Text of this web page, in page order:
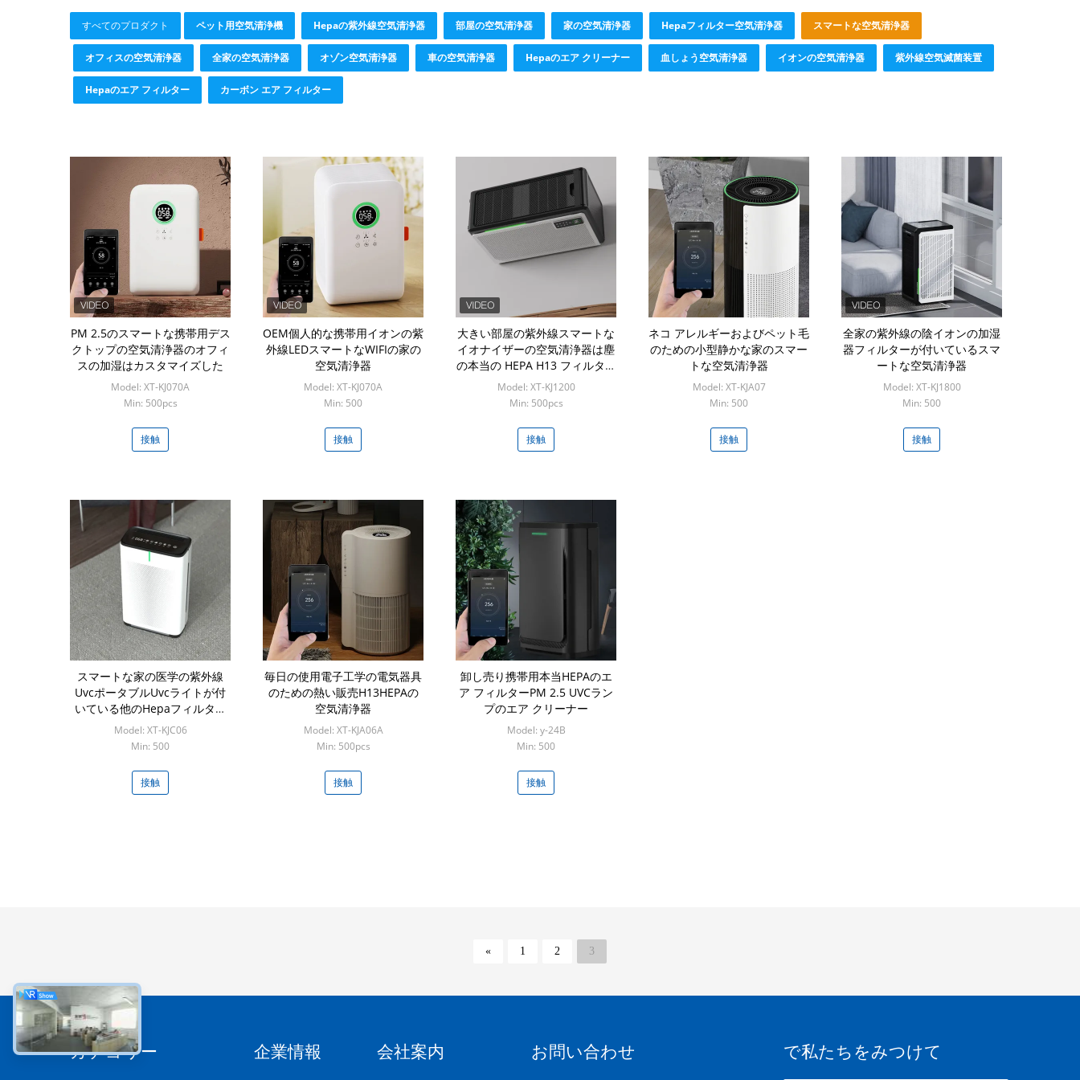
すべてのプロダクト ペット用空気清浄機 Hepaの紫外線空気清浄器 部屋の空気清浄器 家の空気清浄器 Hepaフィルター空気清浄器 スマートな空気清浄器
オフィスの空気清浄器 全家の空気清浄器 オゾン空気清浄器 車の空気清浄器 Hepaのエア クリーナー 血しょう空気清浄器 イオンの空気清浄器 紫外線空気滅菌装置
Hepaのエア フィルター カーボン エア フィルター
PM 2.5のスマートな携帯用デス
クトップの空気清浄器のオフィ
スの加湿はカスタマイズした
Model: XT-KJ070A
Min: 500pcs
接触
OEM個人的な携帯用イオンの紫
外線LEDスマートなWIFIの家の
空気清浄器
Model: XT-KJ070A
Min: 500
接触
大きい部屋の紫外線スマートな
イオナイザーの空気清浄器は塵
の本当の HEPA H13 フィルター
を取除きます
Model: XT-KJ1200
Min: 500pcs
接触
ネコ アレルギーおよびペット毛
のための小型静かな家のスマー
トな空気清浄器
Model: XT-KJA07
Min: 500
接触
全家の紫外線の陰イオンの加湿
器フィルターが付いているスマ
ートな空気清浄器
Model: XT-KJ1800
Min: 500
接触
スマートな家の医学の紫外線
UvcポータブルUvcライトが付
いている他のHepaフィルター
セリウムの個人的な血しょう否
定的なイオン クリーン エアー
Model: XT-KJC06
Min: 500
接触
毎日の使用電子工学の電気器具
のための熱い販売H13HEPAの
空気清浄器
Model: XT-KJA06A
Min: 500pcs
接触
卸し売り携帯用本当HEPAのエ
ア フィルターPM 2.5 UVCラン
プのエア クリーナー
Model: y-24B
Min: 500
接触
« 1 2 3
カテゴリー 企業情報 会社案内 お問い合わせ で私たちをみつけて